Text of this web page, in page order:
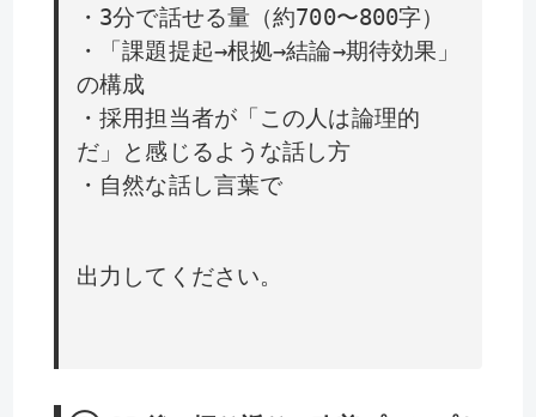
・3分で話せる量（約700〜800字）
・「課題提起→根拠→結論→期待効果」
の構成
・採用担当者が「この人は論理的
だ」と感じるような話し方
・自然な話し言葉で
出力してください。